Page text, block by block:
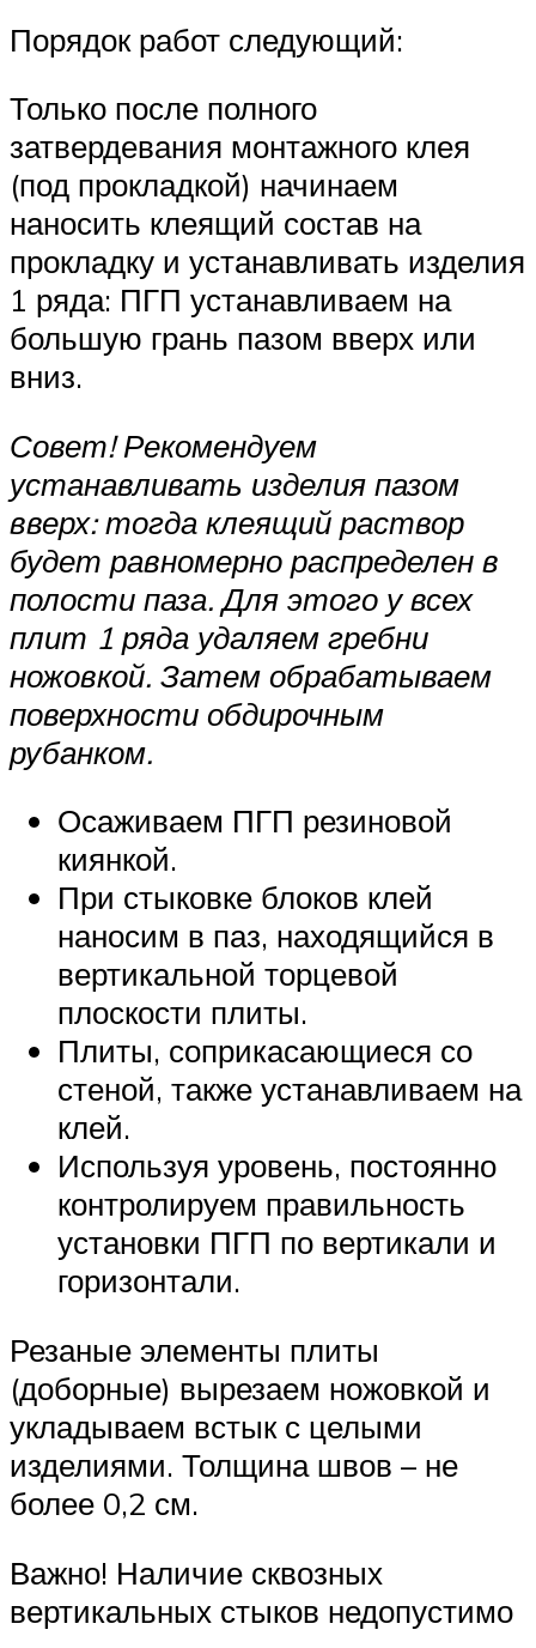
Порядок работ следующий:
Только после полного
затвердевания монтажного клея
(под прокладкой) начинаем
наносить клеящий состав на
прокладку и устанавливать изделия
1 ряда: ПГП устанавливаем на
большую грань пазом вверх или
вниз.
Совет! Рекомендуем
устанавливать изделия пазом
вверх: тогда клеящий раствор
будет равномерно распределен в
полости паза. Для этого у всех
плит 1 ряда удаляем гребни
ножовкой. Затем обрабатываем
поверхности обдирочным
рубанком.
Осаживаем ПГП резиновой
киянкой.
При стыковке блоков клей
наносим в паз, находящийся в
вертикальной торцевой
плоскости плиты.
Плиты, соприкасающиеся со
стеной, также устанавливаем на
клей.
Используя уровень, постоянно
контролируем правильность
установки ПГП по вертикали и
горизонтали.
Резаные элементы плиты
(доборные) вырезаем ножовкой и
укладываем встык с целыми
изделиями. Толщина швов – не
более 0,2 см.
Важно! Наличие сквозных
вертикальных стыков недопустимо